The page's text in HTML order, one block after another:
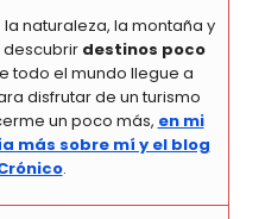
naturaleza, la montaña y
descubrir destinos poco
todo el mundo llegue a
disfrutar de un turismo
un poco más, en mi
más sobre mí y el blog
.